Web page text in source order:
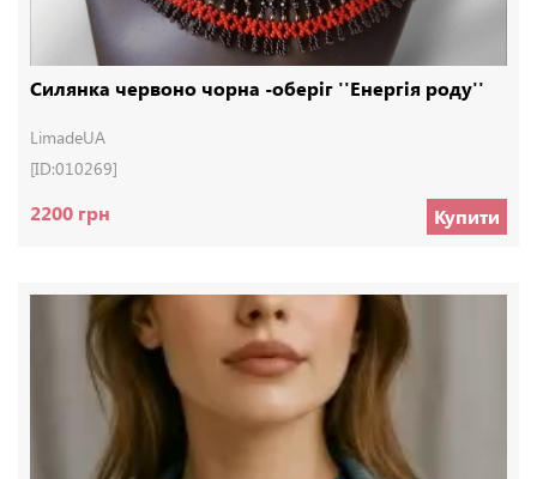
Силянка червоно чорна -оберіг ''Енергія роду''
LimadeUA
[ID:010269]
2200 грн Купити